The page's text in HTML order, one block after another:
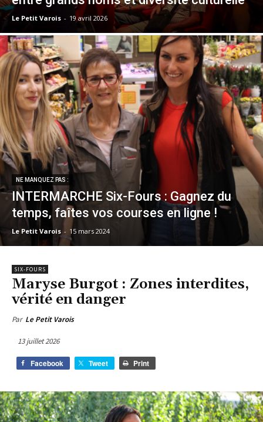
Le Petit Varois - 19 avril 2026
NE MANQUEZ PAS :
INTERMARCHE Six-Fours : Gagnez du
temps, faîtes vos courses en ligne !
Le Petit Varois - 15 mars 2024
SIX-FOURS
Maryse Burgot : Zones interdites,
vérité en danger
Par Le Petit Varois
13 juillet 2026
Facebook Tweet Print